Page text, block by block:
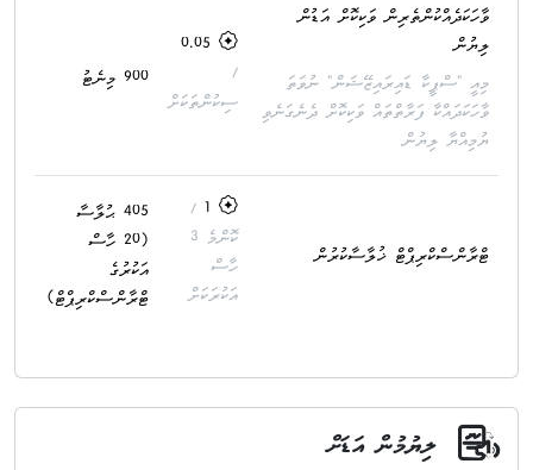
ވާހަކަދެއްކުންތެރިން ވަކިކޮށް އަޑުން
ލިޔުން
މިއީ "ސްޕީކާ ޑައިރައިޒޭޝަން" ނުވަތަ
ވާހަކަދައްކާ ފަރާތްތައް ވަކިކޮށް ދެނެގަނެވި
ޔުމިއްޔާ ލިޔުން
/
ސިކުންތަކަށް
900 މިނެޓު
ޓްރާންސްކްރިޕްޓް ޚުލާސާކުރުން
/
ކޮންމެ 3
ހާސް
އަކުރަކަށް
405 ޙުލާސާ
(20 ހާސް
އަކުރުގެ
ޓްރާންސްކްރިޕްޓް)
ލިޔުމުން އަޑަށް